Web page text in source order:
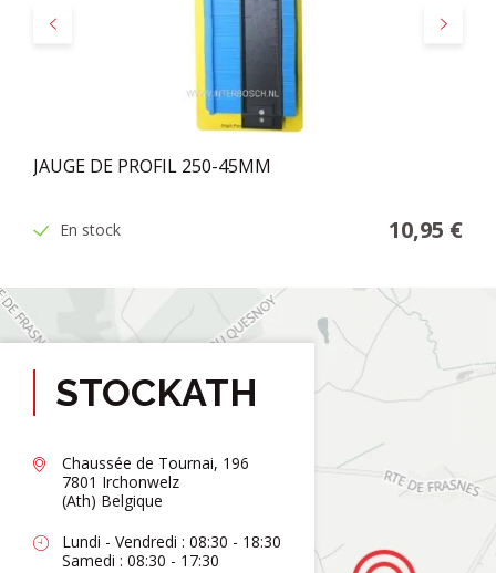
Précédent Suivant
JAUGE DE PROFIL 250-45MM
En stock 10,95 €
STOCKATH
Chaussée de Tournai, 196
7801 Irchonwelz
(Ath) Belgique
Lundi - Vendredi : 08:30 - 18:30
Samedi : 08:30 - 17:30